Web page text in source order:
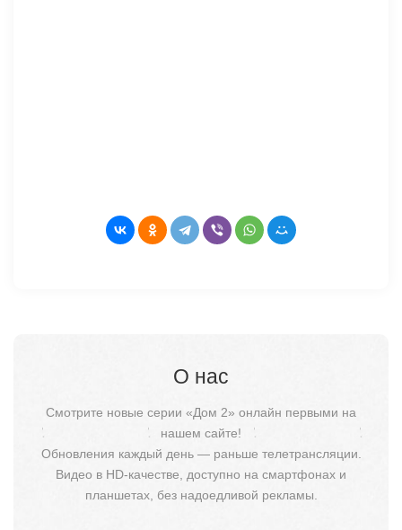
О нас
Смотрите новые серии «Дом 2» онлайн первыми на
нашем сайте!
Обновления каждый день — раньше телетрансляции.
Видео в HD-качестве, доступно на смартфонах и
планшетах, без надоедливой рекламы.